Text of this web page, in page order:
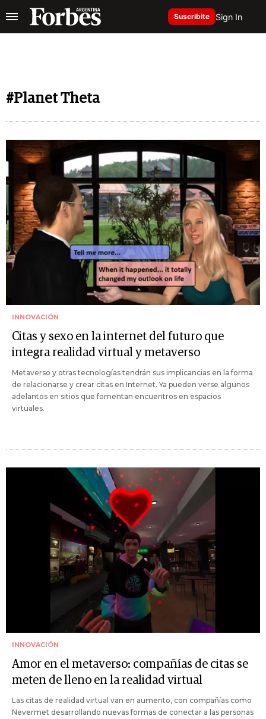
Suscribite Sign In
#Planet Theta
INNOVACIÓN
Citas y sexo en la internet del futuro que
integra realidad virtual y metaverso
Metaverso y otras tecnologías tendrán sus implicancias en la forma
de relacionarse y crear citas en Internet. Ya pueden verse algunos
adelantos en sitios que fomentan encuentros en espacios
virtuales.
INNOVACIÓN
Amor en el metaverso: compañías de citas se
meten de lleno en la realidad virtual
Las citas de realidad virtual van en aumento, con compañías como
Nevermet desarrollando nuevas formas de conectar a las personas